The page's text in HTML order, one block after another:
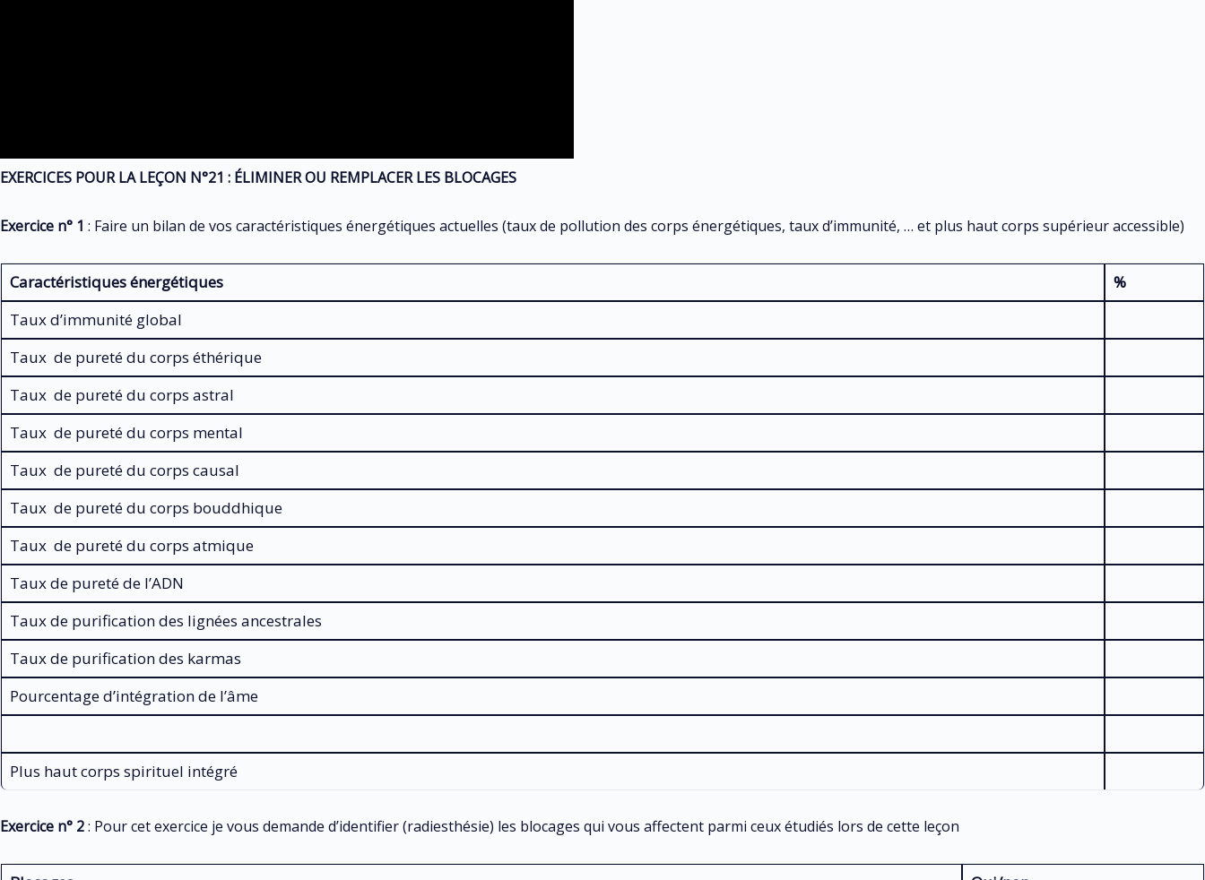
EXERCICES POUR LA LEÇON N°21 : ÉLIMINER OU REMPLACER LES BLOCAGES
Exercice n° 1 : Faire un bilan de vos caractéristiques énergétiques actuelles (taux de pollution des corps énergétiques, taux d’immunité, … et plus haut corps supérieur accessible)
Caractéristiques énergétiques
%
Taux d’immunité global
Taux de pureté du corps éthérique
Taux de pureté du corps astral
Taux de pureté du corps mental
Taux de pureté du corps causal
Taux de pureté du corps bouddhique
Taux de pureté du corps atmique
Taux de pureté de l’ADN
Taux de purification des lignées ancestrales
Taux de purification des karmas
Pourcentage d’intégration de l’âme
Plus haut corps spirituel intégré
Exercice n° 2: Pour cet exercice je vous demande d’identifier (radiesthésie) les blocages qui vous affectent parmi ceux étudiés lors de cette leçon